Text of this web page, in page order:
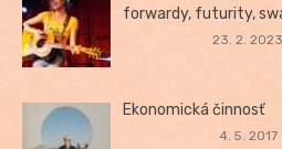
forwardy, futurity,
23. 2. 2023
Ekonomická činnosť
4. 5. 2017